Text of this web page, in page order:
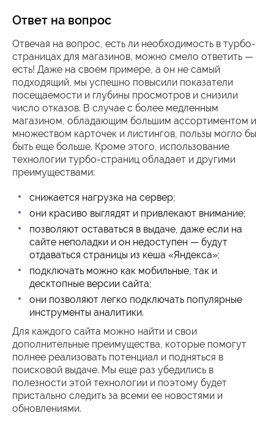
Ответ на вопрос
Отвечая на вопрос, есть ли необходимость в турбо-
страницах для магазинов, можно смело ответить —
есть! Даже на своем примере, а он не самый
подходящий, мы успешно повысили показатели
посещаемости и глубины просмотров и снизили
число отказов. В случае с более медленным
магазином, обладающим большим ассортиментом и
множеством карточек и листингов, пользы могло бы
быть еще больше. Кроме этого, использование
технологии турбо-страниц обладает и другими
преимуществами:
снижается нагрузка на сервер;
они красиво выглядят и привлекают внимание;
позволяют оставаться в выдаче, даже если на
сайте неполадки и он недоступен — будут
отдаваться страницы из кеша «Яндекса»;
подключать можно как мобильные, так и
десктопные версии сайта;
они позволяют легко подключать популярные
инструменты аналитики.
Для каждого сайта можно найти и свои
дополнительные преимущества, которые помогут
полнее реализовать потенциал и подняться в
поисковой выдаче. Мы еще раз убедились в
полезности этой технологии и поэтому будет
пристально следить за всеми ее новостями и
обновлениями.